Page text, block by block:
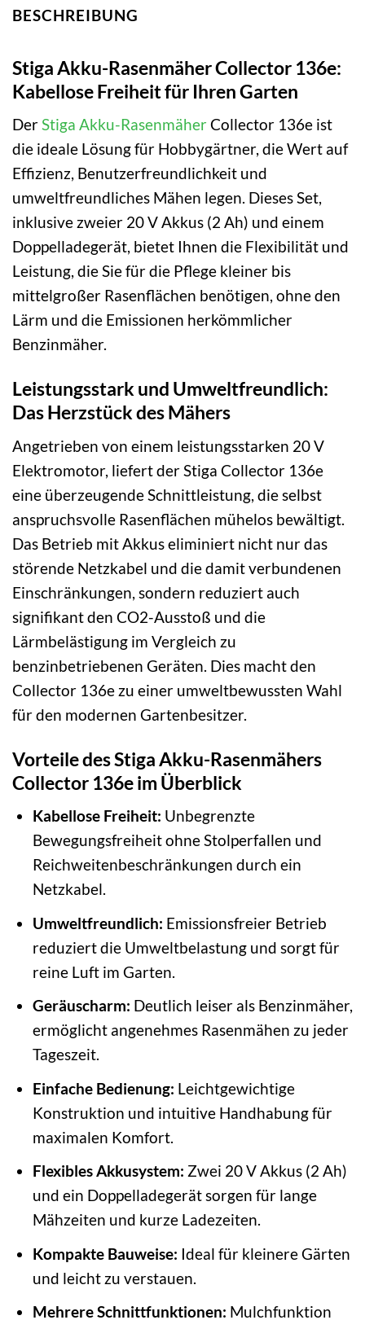
BESCHREIBUNG
Stiga Akku-Rasenmäher Collector 136e:
Kabellose Freiheit für Ihren Garten
DerStiga Akku-RasenmäherCollector 136e ist
die ideale Lösung für Hobbygärtner, die Wert auf
Effizienz, Benutzerfreundlichkeit und
umweltfreundliches Mähen legen. Dieses Set,
inklusive zweier 20 V Akkus (2 Ah) und einem
Doppelladegerät, bietet Ihnen die Flexibilität und
Leistung, die Sie für die Pflege kleiner bis
mittelgroßer Rasenflächen benötigen, ohne den
Lärm und die Emissionen herkömmlicher
Benzinmäher.
Leistungsstark und Umweltfreundlich:
Das Herzstück des Mähers
Angetrieben von einem leistungsstarken 20 V
Elektromotor, liefert der Stiga Collector 136e
eine überzeugende Schnittleistung, die selbst
anspruchsvolle Rasenflächen mühelos bewältigt.
Das Betrieb mit Akkus eliminiert nicht nur das
störende Netzkabel und die damit verbundenen
Einschränkungen, sondern reduziert auch
signifikant den CO2-Ausstoß und die
Lärmbelästigung im Vergleich zu
benzinbetriebenen Geräten. Dies macht den
Collector 136e zu einer umweltbewussten Wahl
für den modernen Gartenbesitzer.
Vorteile des Stiga Akku-Rasenmähers
Collector 136e im Überblick
Kabellose Freiheit: Unbegrenzte
Bewegungsfreiheit ohne Stolperfallen und
Reichweitenbeschränkungen durch ein
Netzkabel.
Umweltfreundlich: Emissionsfreier Betrieb
reduziert die Umweltbelastung und sorgt für
reine Luft im Garten.
Geräuscharm: Deutlich leiser als Benzinmäher,
ermöglicht angenehmes Rasenmähen zu jeder
Tageszeit.
Einfache Bedienung: Leichtgewichtige
Konstruktion und intuitive Handhabung für
maximalen Komfort.
Flexibles Akkusystem: Zwei 20 V Akkus (2 Ah)
und ein Doppelladegerät sorgen für lange
Mähzeiten und kurze Ladezeiten.
Kompakte Bauweise: Ideal für kleinere Gärten
und leicht zu verstauen.
Mehrere Schnittfunktionen: Mulchfunktion